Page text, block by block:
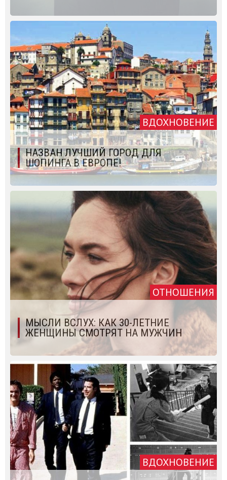
ВДОХНОВЕНИЕ
НАЗВАН ЛУЧШИЙ ГОРОД ДЛЯ
ШОПИНГА В ЕВРОПЕ!
ОТНОШЕНИЯ
МЫСЛИ ВСЛУХ: КАК 30-ЛЕТНИЕ
ЖЕНЩИНЫ СМОТРЯТ НА МУЖЧИН
ВДОХНОВЕНИЕ